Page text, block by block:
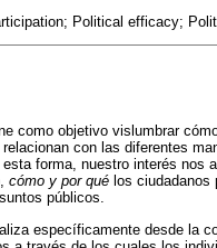
Political efficacy;
como objetivo vislumbrar
con las diferentes
forma, nuestro interés
cómo y por qué los
públicos.
específicamente desde la